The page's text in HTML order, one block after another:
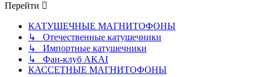
Перейти
КАТУШЕЧНЫЕ МАГНИТОФОНЫ
↳ Отечественные катушечники
↳ Импортные катушечники
↳ Фан-клуб AKAI
КАССЕТНЫЕ МАГНИТОФОНЫ